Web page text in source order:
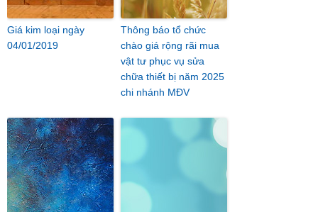
Giá kim loại ngày
04/01/2019
Thông báo tổ chức
chào giá rộng rãi mua
vật tư phục vụ sửa
chữa thiết bị năm 2025
chi nhánh MĐV